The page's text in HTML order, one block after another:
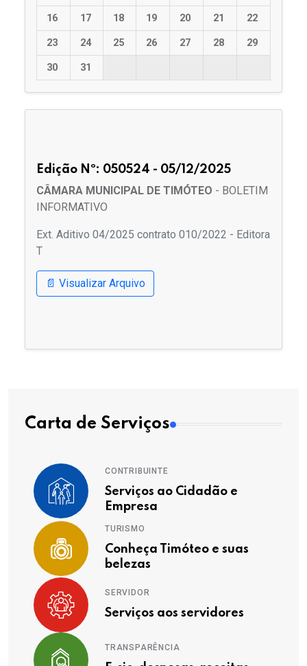
16 17 18 19 20 21 22
23 24 25 26 27 28 29
30 31
Edição Nº: 050524 - 05/12/2025
CÂMARA MUNICIPAL DE TIMÓTEO - BOLETIM
INFORMATIVO
Ext. Aditivo 04/2025 contrato 010/2022 - Editora
T
📄 Visualizar Arquivo
Carta de Serviços
CONTRIBUINTE
Serviços ao Cidadão e
Empresa
TURISMO
Conheça Timóteo e suas
belezas
SERVIDOR
Serviços aos servidores
TRANSPARÊNCIA